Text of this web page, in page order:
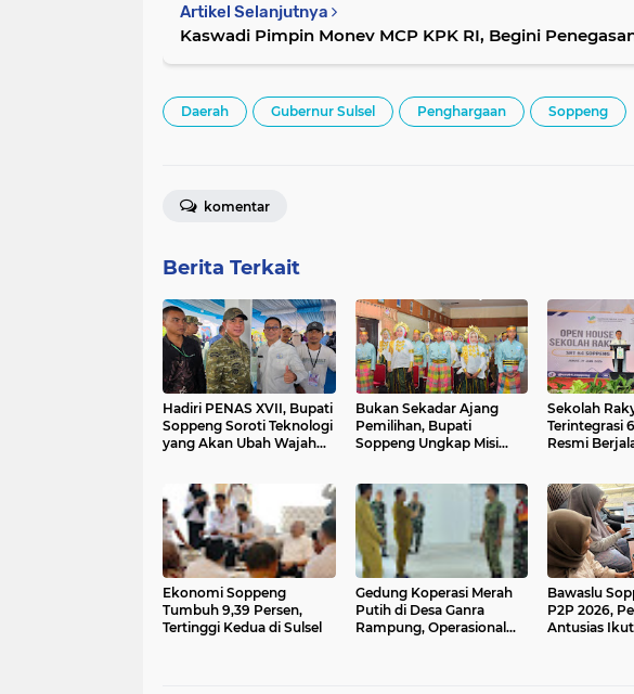
Artikel Selanjutnya
Kaswadi Pimpin Monev MCP KPK RI, Begini
Daerah Gubernur Sulsel Penghargaan Soppeng
komentar
Berita Terkait
Hadiri PENAS XVII, Bupati
Soppeng Soroti Teknologi
yang Akan Ubah Wajah
Bukan Sekadar Ajang
Pemilihan, Bupati
Soppeng Ungkap Misi
Sekolah
Terintegrasi
Resmi
Ekonomi Soppeng
Tumbuh 9,39 Persen,
Tertinggi Kedua di Sulsel
Gedung Koperasi Merah
Putih di Desa Ganra
Rampung, Operasional
Bawaslu
P2P 2026,
Antusias